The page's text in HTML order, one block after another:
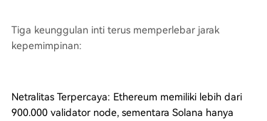
Tiga keunggulan inti terus memperlebar jarak
kepemimpinan:
Netralitas Terpercaya: Ethereum memiliki lebih dari
900.000 validator node, sementara Solana hanya